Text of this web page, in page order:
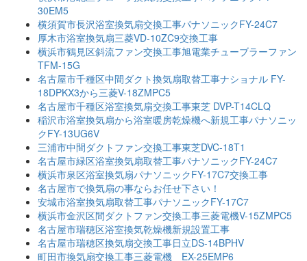
30EM5
横須賀市長沢浴室換気扇交換工事パナソニックFY-24C7
厚木市浴室換気扇三菱VD-10ZC9交換工事
横浜市鶴見区斜流ファン交換工事旭電業チューブラーファン
TFM-15G
名古屋市千種区中間ダクト換気扇取替工事ナショナル FY-
18DPKX3から三菱V-18ZMPC5
名古屋市千種区浴室換気扇交換工事東芝 DVP-T14CLQ
稲沢市浴室換気扇から浴室暖房乾燥機へ新規工事パナソニッ
クFY-13UG6V
三浦市中間ダクトファン交換工事東芝DVC-18T1
名古屋市緑区浴室換気扇取替工事パナソニックFY-24C7
横浜市泉区浴室換気扇パナソニックFY-17C7交換工事
名古屋市で換気扇の事ならお任せ下さい！
安城市浴室換気扇取替工事パナソニックFY-17C7
横浜市金沢区間ダクトファン交換工事三菱電機V-15ZMPC5
名古屋市瑞穂区浴室換気乾燥機新規設置工事
名古屋市瑞穂区換気扇交換工事日立DS-14BPHV
町田市換気扇交換工事三菱電機 EX-25EMP6